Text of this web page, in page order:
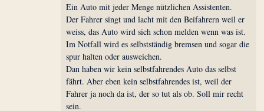
Ein Auto mit jeder Menge nützlichen Assistenten.
Der Fahrer singt und lacht mit den Beifahrern weil er
weiss, das Auto wird sich schon melden wenn was ist.
Im Notfall wird es selbstständig bremsen und sogar die
spur halten oder ausweichen.
Dan haben wir kein selbstfahrendes Auto das selbst
fährt. Aber eben kein selbstfahrendes ist, weil der
Fahrer ja noch da ist, der so tut als ob. Soll mir recht
sein.